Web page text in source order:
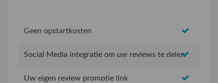
Geen opstartkosten
Social Media integratie om uw reviews te delen
Uw eigen review promotie link